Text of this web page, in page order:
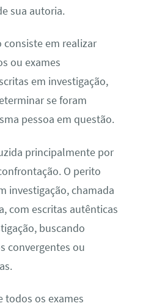
sua autoria.
em realizar
ou exames
em investigação,
se foram
pessoa em questão.
principalmente por
O perito
investigação, chamada
com escritas autênticas
buscando
convergentes ou
todos os exames